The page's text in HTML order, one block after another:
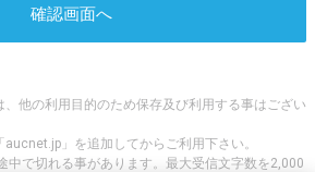
確認画面へ
、他の利用目的のため保存及び利用する事はござい
」を追加してからご利用下さい。
中で切れる事があります。最大受信文字数を2,000